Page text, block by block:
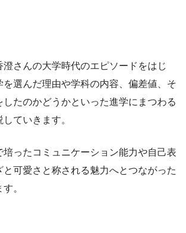
さんの大学時代のエピソードをはじ
を選んだ理由や学科の内容、偏差値、そ
したのかどうかといった進学にまつわる
ていきます。
培ったコミュニケーション能力や自己表
可愛さと称される魅力へとつながった
。